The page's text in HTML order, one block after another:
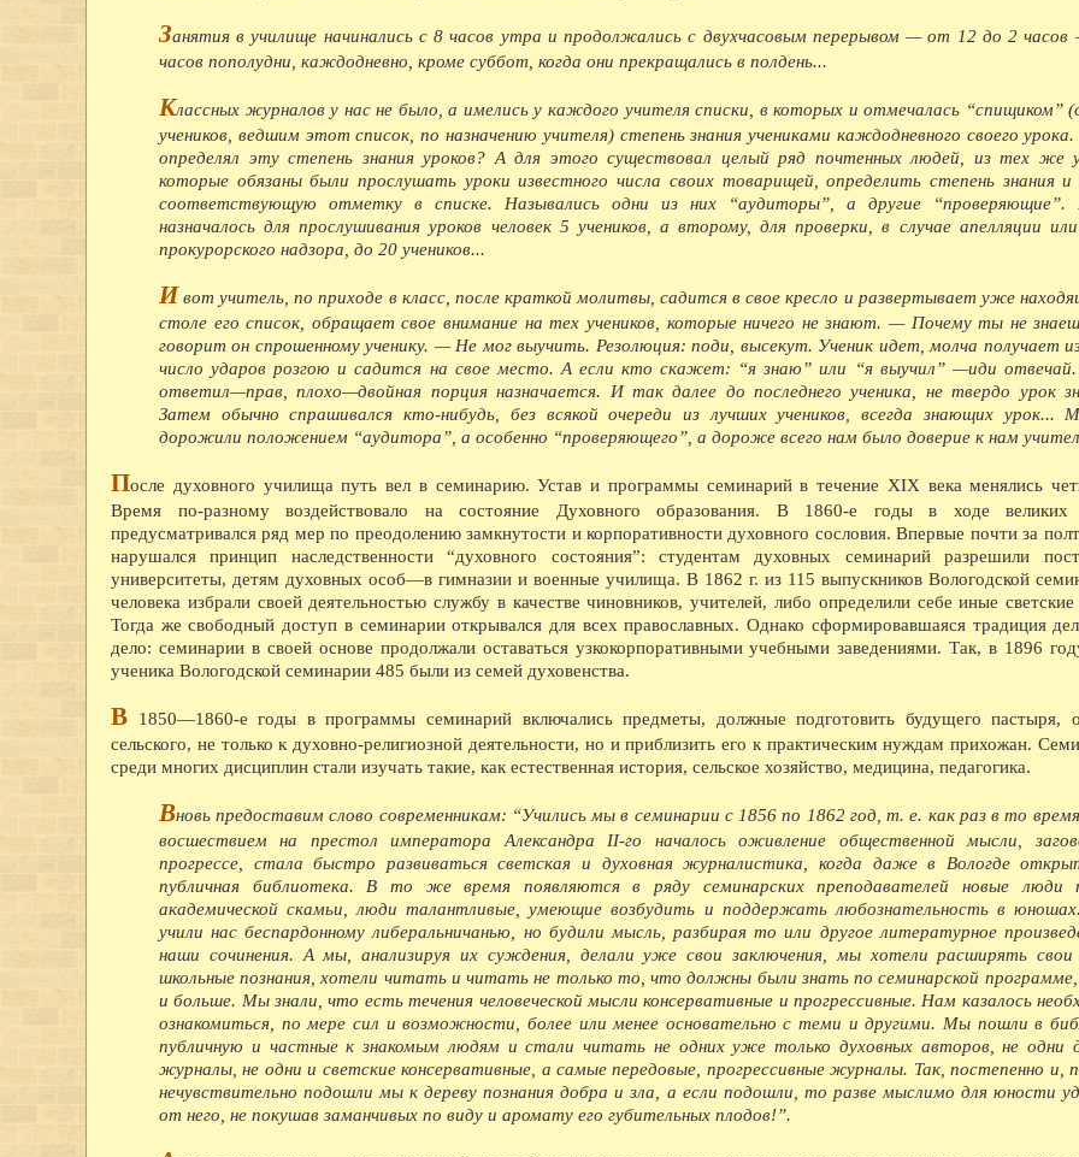
08.1969 - Сдано в эксплуатацию новое
08.1987 - В Вологде одиннадцать 12-этажных
ДЕСЯТИЛЕТИЯ НАЗАД...
1366 - По указу великого князя Дмитрия
ограбление московских купцов в городе
(Ростовская земля).
1456 - Поход московских войск на
Ламский окончательно вошли в состав
1486 - Великий князь Иоанн III по взятии
его семейства в Вологду под стражу.
1536 - Расширение городских укреплений.
1636 - Пожар деревянной части городских
1656 - Спасо-Прилуцкий монастырь со всех
меньшего размера. Все башни были покрыты
неприятеля.
1686 - Фресковая роспись Софийского
1716 - Учреждение цифирной школы.
1716 - Фресковая роспись летней церкви
1766 - Первая попытка разведения
1766 - Родился С.К.Суханов, известный
колонны у здания Биржи, колонны
Пожарскому и т.д.
1776 - Родился М.Я.Мудров, выдающийся врач-
1796 - Родился А.А.Альфонский. доктор
1826 - Умер А.Ф.Фортунатов, автор работы О
Вологодского уезда.
написана книга Положение рабочего класса
1886 - Родился В.К. Панов, старейший
1916 - В Вологодской епархии
В ЭТОТ ДЕНЬ...
08.08.1921 - Вышел первый номер газеты
депутатов. Выходил еженедельно до 18
08.08.1921 - Вышел Листок помощи
08.08.1948 - Сдан в эксплуатацию новый
08.08.1957 - Газета Красный Север
08.08.1962 - 15 новых видов изделий освоила
мужские и дамские джемперы и жакеты,
В ЭТОМ МЕСЯЦЕ...
Занятия в училище начинались с 8 часов утра и продолжались с двухчасовым перерывом — от 12 до 2
часов пополудни, каждодневно, кроме суббот, когда они прекращались в полдень...
Классных журналов у нас не было, а имелись у каждого учителя списки, в которых и отмечалась “спищиком”
учеников, ведшим этот список, по назначению учителя) степень знания учениками каждодневного своего
определял эту степень знания уроков? А для этого существовал целый ряд почтенных людей, из тех же
которые обязаны были прослушать уроки известного числа своих товарищей, определить степень знания и
соответствующую отметку в списке. Назывались одни из них “аудиторы”, а другие “проверяющие”.
назначалось для прослушивания уроков человек 5 учеников, а второму, для проверки, в случае апелляции
прокурорского надзора, до 20 учеников...
И вот учитель, по приходе в класс, после краткой молитвы, садится в свое кресло и развертывает уже
столе его список, обращает свое внимание на тех учеников, которые ничего не знают. — Почему ты не
говорит он спрошенному ученику. — Не мог выучить. Резолюция: поди, высекут. Ученик идет, молча получает
число ударов розгою и садится на свое место. А если кто скажет: “я знаю” или “я выучил” —иди
ответил—прав, плохо—двойная порция назначается. И так далее до последнего ученика, не твердо урок
Затем обычно спрашивался кто-нибудь, без всякой очереди из лучших учеников, всегда знающих урок...
дорожили положением “аудитора”, а особенно “проверяющего”, а дороже всего нам было доверие к нам
После духовного училища путь вел в семинарию. Устав и программы семинарий в течение XIX века менялись
Время по-разному воздействовало на состояние Духовного образования. В 1860-е годы в ходе
предусматривался ряд мер по преодолению замкнутости и корпоративности духовного сословия. Впервые почти за
нарушался принцип наследственности “духовного состояния”: студентам духовных семинарий разрешили
университеты, детям духовных особ—в гимназии и военные училища. В 1862 г. из 115 выпускников Вологодской
человека избрали своей деятельностью службу в качестве чиновников, учителей, либо определили себе иные светские
Тогда же свободный доступ в семинарии открывался для всех православных. Однако сформировавшаяся традиция
дело: семинарии в своей основе продолжали оставаться узкокорпоративными учебными заведениями. Так, в 1896
ученика Вологодской семинарии 485 были из семей духовенства.
В 1850—1860-е годы в программы семинарий включались предметы, должные подготовить будущего пастыря,
сельского, не только к духовно-религиозной деятельности, но и приблизить его к практическим нуждам прихожан.
среди многих дисциплин стали изучать такие, как естественная история, сельское хозяйство, медицина, педагогика.
Вновь предоставим слово современникам: “Учились мы в семинарии с 1856 по 1862 год, т. е. как раз в то
восшествием на престол императора Александра II-го началось оживление общественной мысли,
прогрессе, стала быстро развиваться светская и духовная журналистика, когда даже в Вологде
публичная библиотека. В то же время появляются в ряду семинарских преподавателей новые люди
академической скамьи, люди талантливые, умеющие возбудить и поддержать любознательность в
учили нас беспардонному либеральничанью, но будили мысль, разбирая то или другое литературное
наши сочинения. А мы, анализируя их суждения, делали уже свои заключения, мы хотели расширять свои
школьные познания, хотели читать и читать не только то, что должны были знать по семинарской
и больше. Мы знали, что есть течения человеческой мысли консервативные и прогрессивные. Нам казалось
ознакомиться, по мере сил и возможности, более или менее основательно с теми и другими. Мы пошли в
публичную и частные к знакомым людям и стали читать не одних уже только духовных авторов, не одни
журналы, не одни и светские консервативные, а самые передовые, прогрессивные журналы. Так, постепенно и,
нечувствительно подошли мы к дереву познания добра и зла, а если подошли, то разве мыслимо для юности
от него, не покушав заманчивых по виду и аромату его губительных плодов!”.